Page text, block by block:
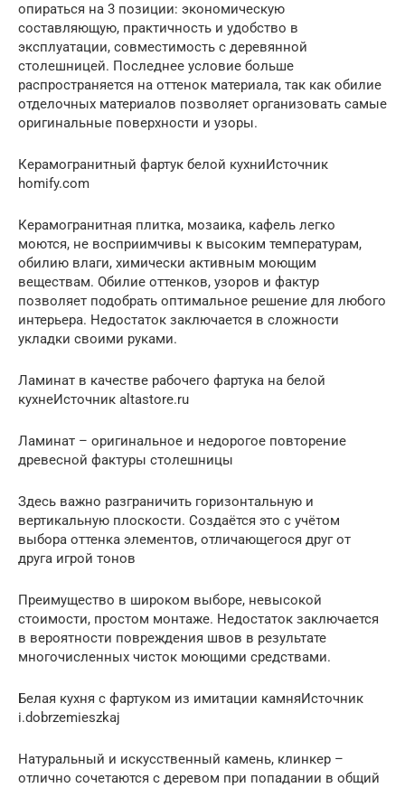
опираться на 3 позиции: экономическую
составляющую, практичность и удобство в
эксплуатации, совместимость с деревянной
столешницей. Последнее условие больше
распространяется на оттенок материала, так как обилие
отделочных материалов позволяет организовать самые
оригинальные поверхности и узоры.
Керамогранитный фартук белой кухниИсточник
homify.com
Керамогранитная плитка, мозаика, кафель легко
моются, не восприимчивы к высоким температурам,
обилию влаги, химически активным моющим
веществам. Обилие оттенков, узоров и фактур
позволяет подобрать оптимальное решение для любого
интерьера. Недостаток заключается в сложности
укладки своими руками.
Ламинат в качестве рабочего фартука на белой
кухнеИсточник altastore.ru
Ламинат – оригинальное и недорогое повторение
древесной фактуры столешницы
Здесь важно разграничить горизонтальную и
вертикальную плоскости. Создаётся это с учётом
выбора оттенка элементов, отличающегося друг от
друга игрой тонов
Преимущество в широком выборе, невысокой
стоимости, простом монтаже. Недостаток заключается
в вероятности повреждения швов в результате
многочисленных чисток моющими средствами.
Белая кухня с фартуком из имитации камняИсточник
i.dobrzemieszkaj
Натуральный и искусственный камень, клинкер –
отлично сочетаются с деревом при попадании в общий